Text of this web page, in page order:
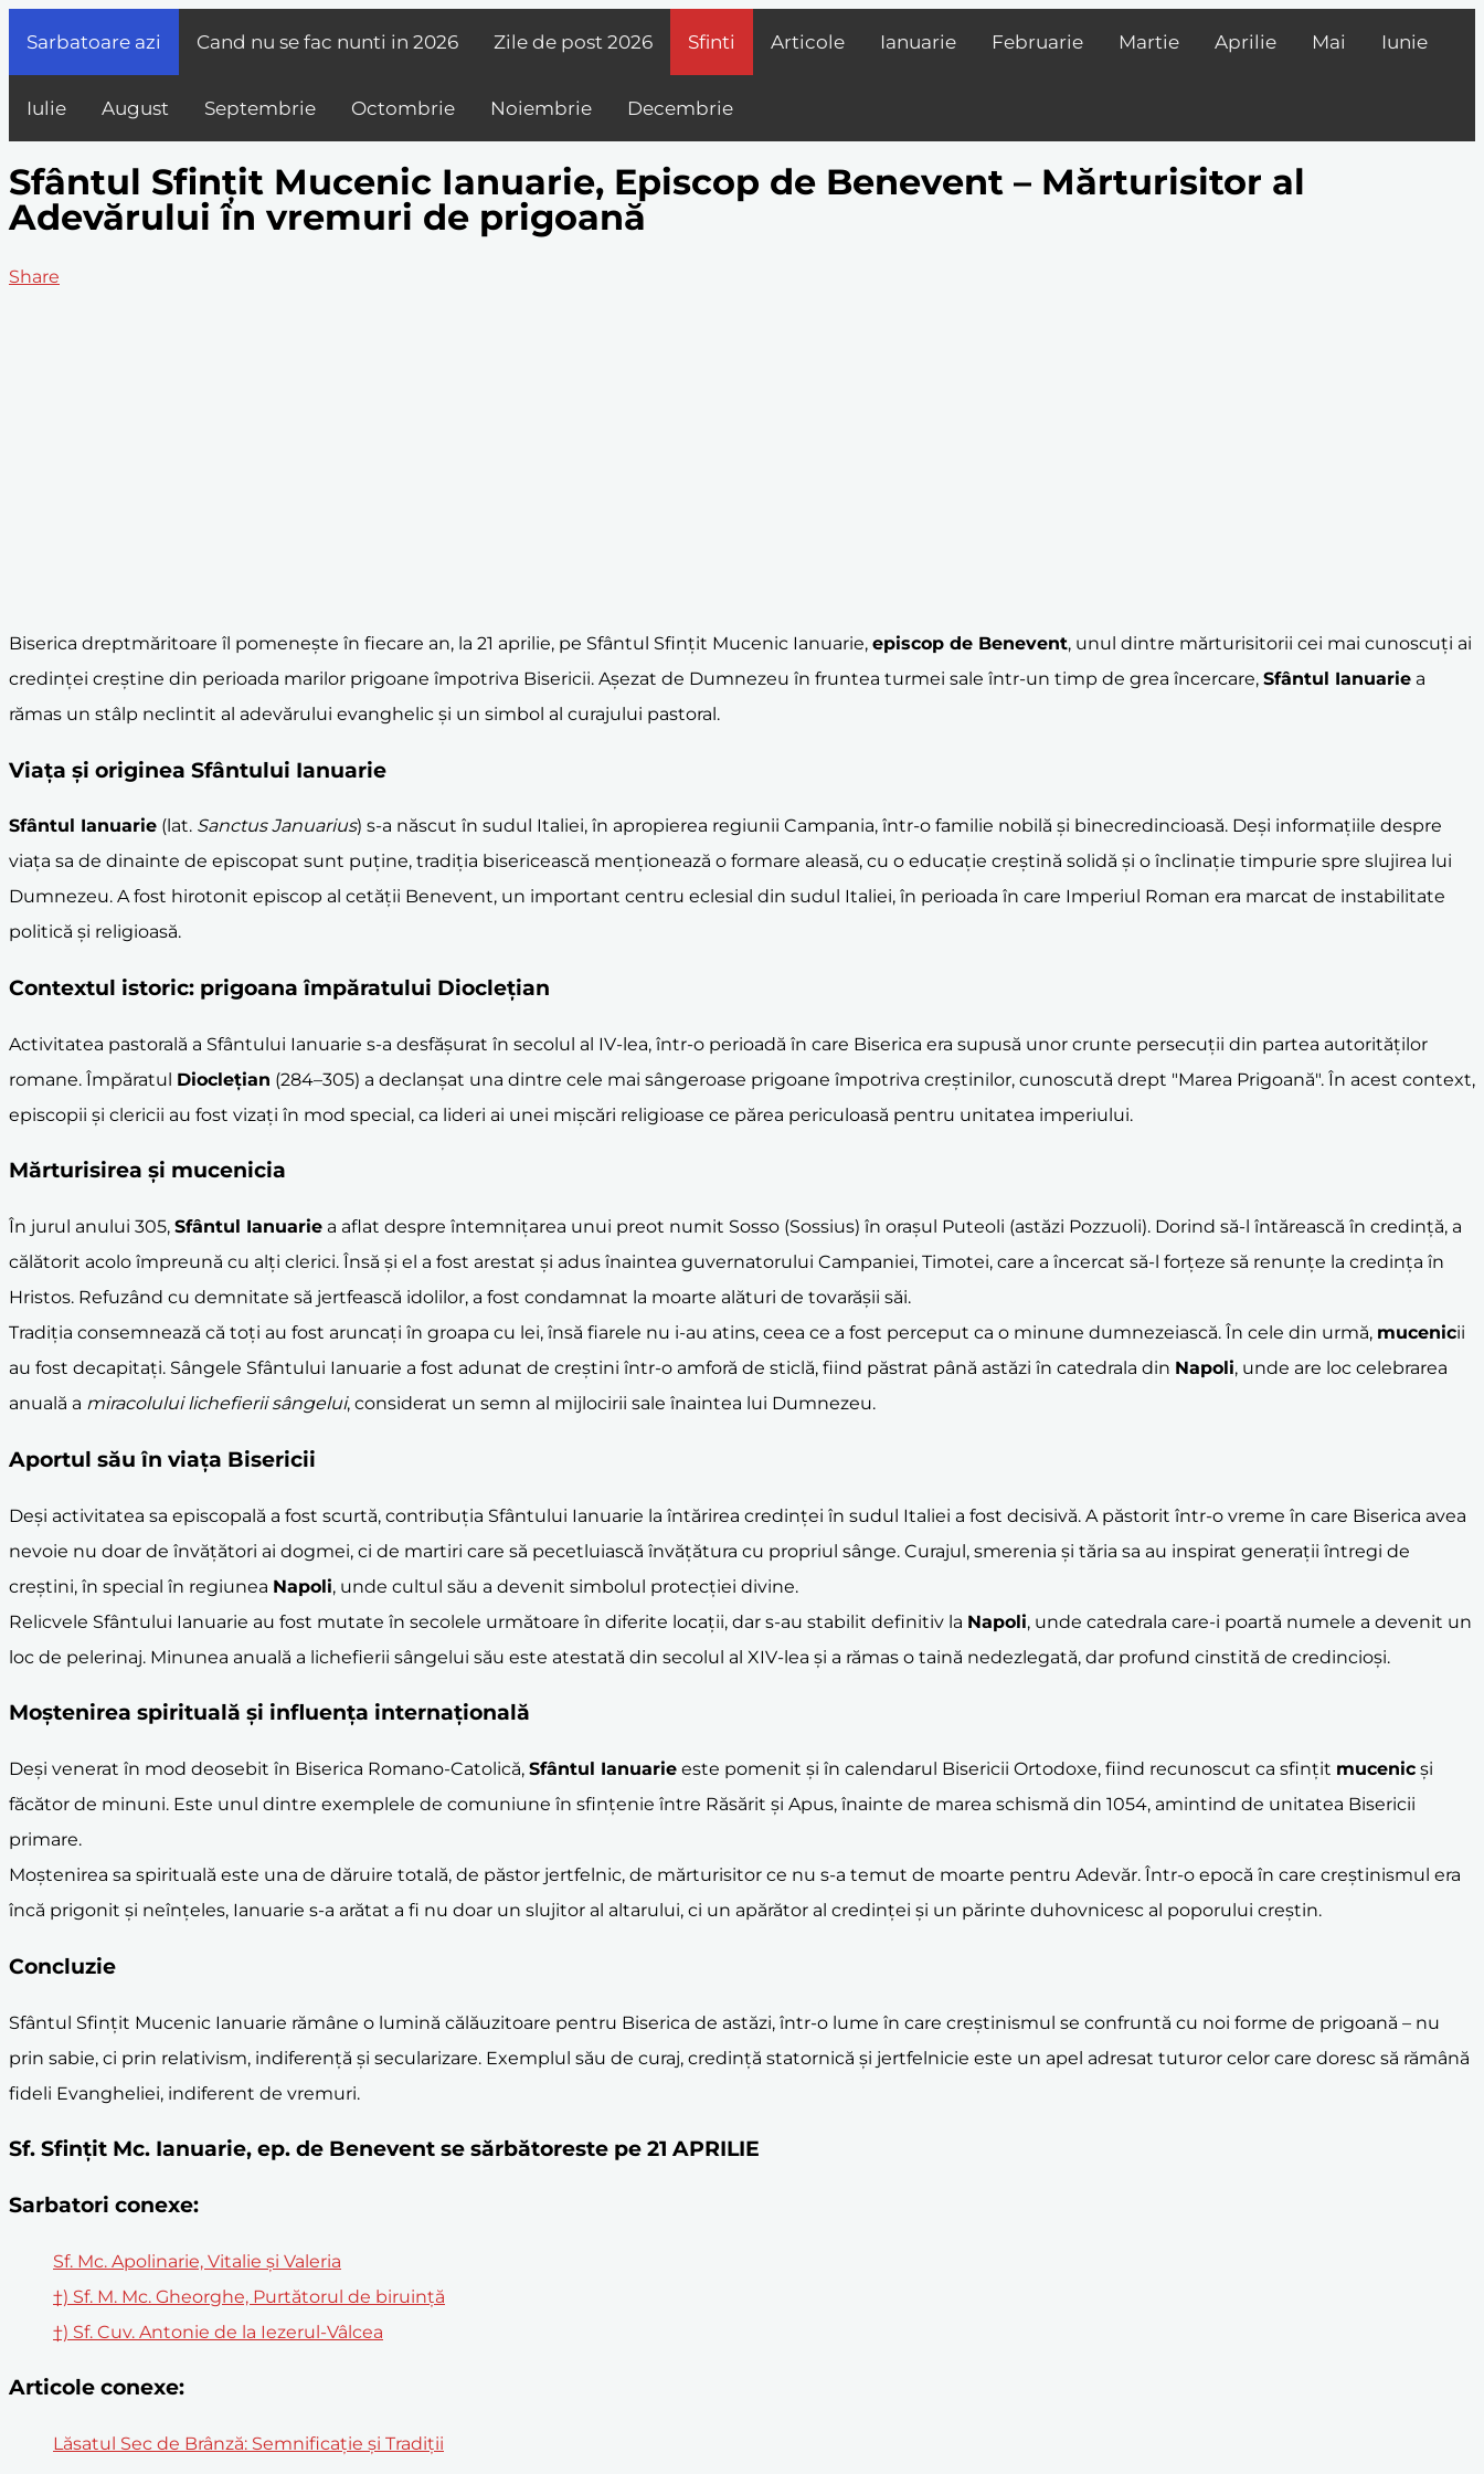
Sarbatoare azi Cand nu se fac nunti in 2026 Zile de post 2026 Sfinti Articole Ianuarie Februarie Martie Aprilie Mai Iunie
Iulie August Septembrie Octombrie Noiembrie Decembrie
Sfântul Sfințit Mucenic Ianuarie, Episcop de Benevent – Mărturisitor al
Adevărului în vremuri de prigoană
Share
Biserica dreptmăritoare îl pomenește în fiecare an, la 21 aprilie, pe Sfântul Sfințit Mucenic Ianuarie, episcop de Benevent, unul dintre mărturisitorii cei mai cunoscuți ai
credinței creștine din perioada marilor prigoane împotriva Bisericii. Așezat de Dumnezeu în fruntea turmei sale într-un timp de grea încercare, Sfântul Ianuarie a
rămas un stâlp neclintit al adevărului evanghelic și un simbol al curajului pastoral.
Viața și originea Sfântului Ianuarie
Sfântul Ianuarie (lat. Sanctus Januarius) s-a născut în sudul Italiei, în apropierea regiunii Campania, într-o familie nobilă și binecredincioasă. Deși informațiile despre
viața sa de dinainte de episcopat sunt puține, tradiția bisericească menționează o formare aleasă, cu o educație creștină solidă și o înclinație timpurie spre slujirea lui
Dumnezeu. A fost hirotonit episcop al cetății Benevent, un important centru eclesial din sudul Italiei, în perioada în care Imperiul Roman era marcat de instabilitate
politică și religioasă.
Contextul istoric: prigoana împăratului Dioclețian
Activitatea pastorală a Sfântului Ianuarie s-a desfășurat în secolul al IV-lea, într-o perioadă în care Biserica era supusă unor crunte persecuții din partea autorităților
romane. Împăratul Dioclețian (284–305) a declanșat una dintre cele mai sângeroase prigoane împotriva creștinilor, cunoscută drept "Marea Prigoană". În acest context,
episcopii și clericii au fost vizați în mod special, ca lideri ai unei mișcări religioase ce părea periculoasă pentru unitatea imperiului.
Mărturisirea și mucenicia
În jurul anului 305, Sfântul Ianuarie a aflat despre întemnițarea unui preot numit Sosso (Sossius) în orașul Puteoli (astăzi Pozzuoli). Dorind să-l întărească în credință, a
călătorit acolo împreună cu alți clerici. Însă și el a fost arestat și adus înaintea guvernatorului Campaniei, Timotei, care a încercat să-l forțeze să renunțe la credința în
Hristos. Refuzând cu demnitate să jertfească idolilor, a fost condamnat la moarte alături de tovarășii săi.
Tradiția consemnează că toți au fost aruncați în groapa cu lei, însă fiarele nu i-au atins, ceea ce a fost perceput ca o minune dumnezeiască. În cele din urmă, mucenicii
au fost decapitați. Sângele Sfântului Ianuarie a fost adunat de creștini într-o amforă de sticlă, fiind păstrat până astăzi în catedrala din Napoli, unde are loc celebrarea
anuală a miracolului lichefierii sângelui, considerat un semn al mijlocirii sale înaintea lui Dumnezeu.
Aportul său în viața Bisericii
Deși activitatea sa episcopală a fost scurtă, contribuția Sfântului Ianuarie la întărirea credinței în sudul Italiei a fost decisivă. A păstorit într-o vreme în care Biserica avea
nevoie nu doar de învățători ai dogmei, ci de martiri care să pecetluiască învățătura cu propriul sânge. Curajul, smerenia și tăria sa au inspirat generații întregi de
creștini, în special în regiunea Napoli, unde cultul său a devenit simbolul protecției divine.
Relicvele Sfântului Ianuarie au fost mutate în secolele următoare în diferite locații, dar s-au stabilit definitiv la Napoli, unde catedrala care-i poartă numele a devenit un
loc de pelerinaj. Minunea anuală a lichefierii sângelui său este atestată din secolul al XIV-lea și a rămas o taină nedezlegată, dar profund cinstită de credincioși.
Moștenirea spirituală și influența internațională
Deși venerat în mod deosebit în Biserica Romano-Catolică, Sfântul Ianuarie este pomenit și în calendarul Bisericii Ortodoxe, fiind recunoscut ca sfințit mucenic și
făcător de minuni. Este unul dintre exemplele de comuniune în sfințenie între Răsărit și Apus, înainte de marea schismă din 1054, amintind de unitatea Bisericii
primare.
Moștenirea sa spirituală este una de dăruire totală, de păstor jertfelnic, de mărturisitor ce nu s-a temut de moarte pentru Adevăr. Într-o epocă în care creștinismul era
încă prigonit și neînțeles, Ianuarie s-a arătat a fi nu doar un slujitor al altarului, ci un apărător al credinței și un părinte duhovnicesc al poporului creștin.
Concluzie
Sfântul Sfințit Mucenic Ianuarie rămâne o lumină călăuzitoare pentru Biserica de astăzi, într-o lume în care creștinismul se confruntă cu noi forme de prigoană – nu
prin sabie, ci prin relativism, indiferență și secularizare. Exemplul său de curaj, credință statornică și jertfelnicie este un apel adresat tuturor celor care doresc să rămână
fideli Evangheliei, indiferent de vremuri.
Sf. Sfințit Mc. Ianuarie, ep. de Benevent se sărbătoreste pe 21 APRILIE
Sarbatori conexe:
Sf. Mc. Apolinarie, Vitalie și Valeria
†) Sf. M. Mc. Gheorghe, Purtătorul de biruință
†) Sf. Cuv. Antonie de la Iezerul-Vâlcea
Articole conexe:
Lăsatul Sec de Brânză: Semnificație și Tradiții